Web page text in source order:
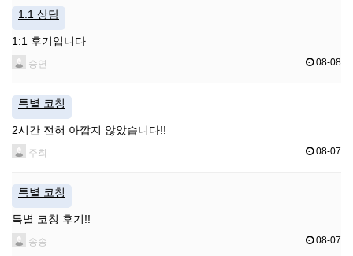
1:1 상담
1:1 후기입니다
승연 08-08
특별 코칭
2시간 전혀 아깝지 않았습니다!!
주희 08-07
특별 코칭
특별 코칭 후기!!
송송 08-07